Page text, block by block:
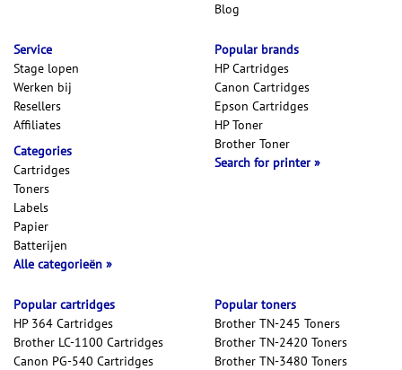
Blog
Service
Stage lopen
Werken bij
Resellers
Affiliates
Categories
Cartridges
Toners
Labels
Papier
Batterijen
Alle categorieën
Popular cartridges
HP 364 Cartridges
Brother LC-1100 Cartridges
Canon PG-540 Cartridges
Popular toners
Brother TN-245 Toners
Brother TN-2420 Toners
Brother TN-3480 Toners
Popular brands
HP Cartridges
Canon Cartridges
Epson Cartridges
HP Toner
Brother Toner
Search for printer